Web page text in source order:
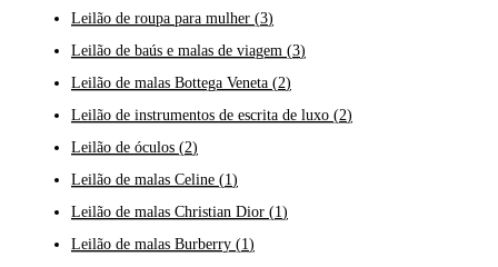
Leilão de roupa para mulher (3)
Leilão de baús e malas de viagem (3)
Leilão de malas Bottega Veneta (2)
Leilão de instrumentos de escrita de luxo (2)
Leilão de óculos (2)
Leilão de malas Celine (1)
Leilão de malas Christian Dior (1)
Leilão de malas Burberry (1)